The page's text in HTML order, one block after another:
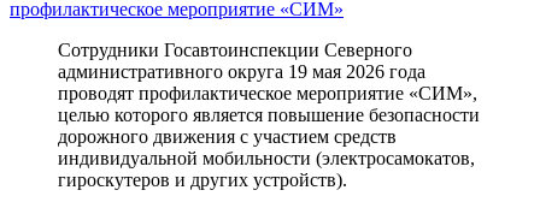
Сотрудники Госавтоинспекции Северного
административного округа 19 мая 2026 года
проводят профилактическое мероприятие «СИМ»,
целью которого является повышение безопасности
дорожного движения с участием средств
индивидуальной мобильности (электросамокатов,
гироскутеров и других устройств).